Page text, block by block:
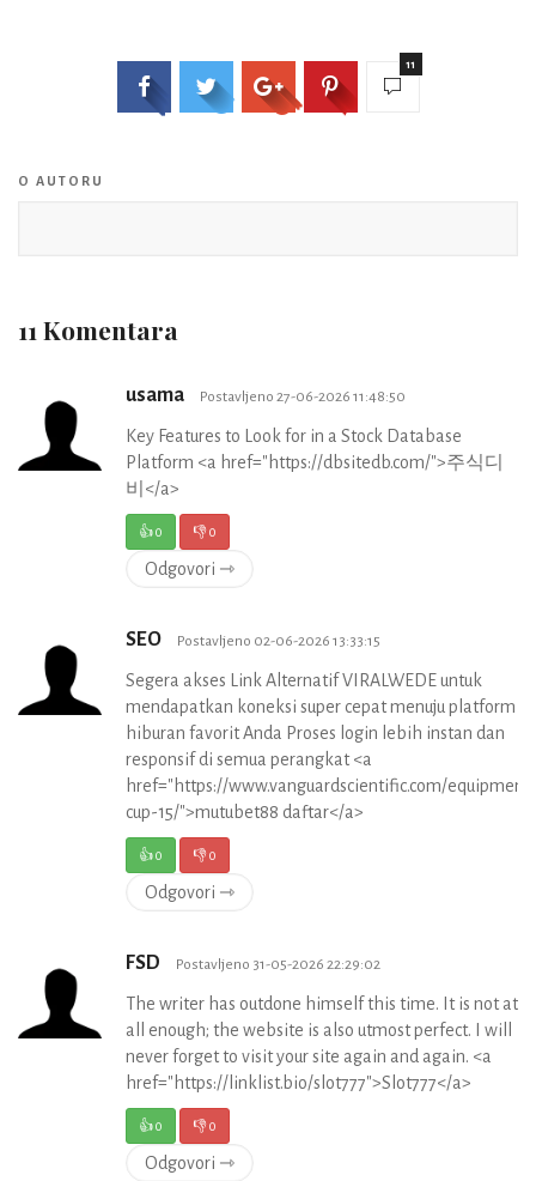
11
O AUTORU
11 Komentara
usama Postavljeno 27-06-2026 11:48:50
Key Features to Look for in a Stock Database
Platform <a href="https://dbsitedb.com/">주식디
비</a>
👍0 👎0
Odgovori ⇾
SEO Postavljeno 02-06-2026 13:33:15
Segera akses Link Alternatif VIRALWEDE untuk
mendapatkan koneksi super cepat menuju platform
hiburan favorit Anda Proses login lebih instan dan
responsif di semua perangkat <a
href="https://www.vanguardscientific.com/equipment-
cup-15/">mutubet88 daftar</a>
👍0 👎0
Odgovori ⇾
FSD Postavljeno 31-05-2026 22:29:02
The writer has outdone himself this time. It is not at
all enough; the website is also utmost perfect. I will
never forget to visit your site again and again. <a
href="https://linklist.bio/slot777">Slot777</a>
👍0 👎0
Odgovori ⇾